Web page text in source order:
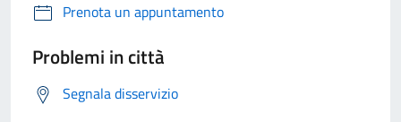
Prenota un appuntamento
Problemi in città
Segnala disservizio